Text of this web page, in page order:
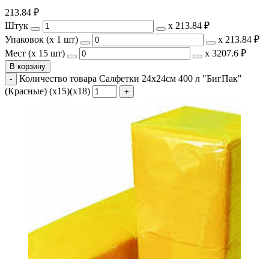
213.84 ₽
Штук
х 213.84 ₽
Упаковок (x 1 шт)
х 213.84 ₽
Мест (x 15 шт)
х 3207.6 ₽
В корзину
Количество товара Салфетки 24х24см 400 л "БигПак"
(Красные) (х15)(х18)